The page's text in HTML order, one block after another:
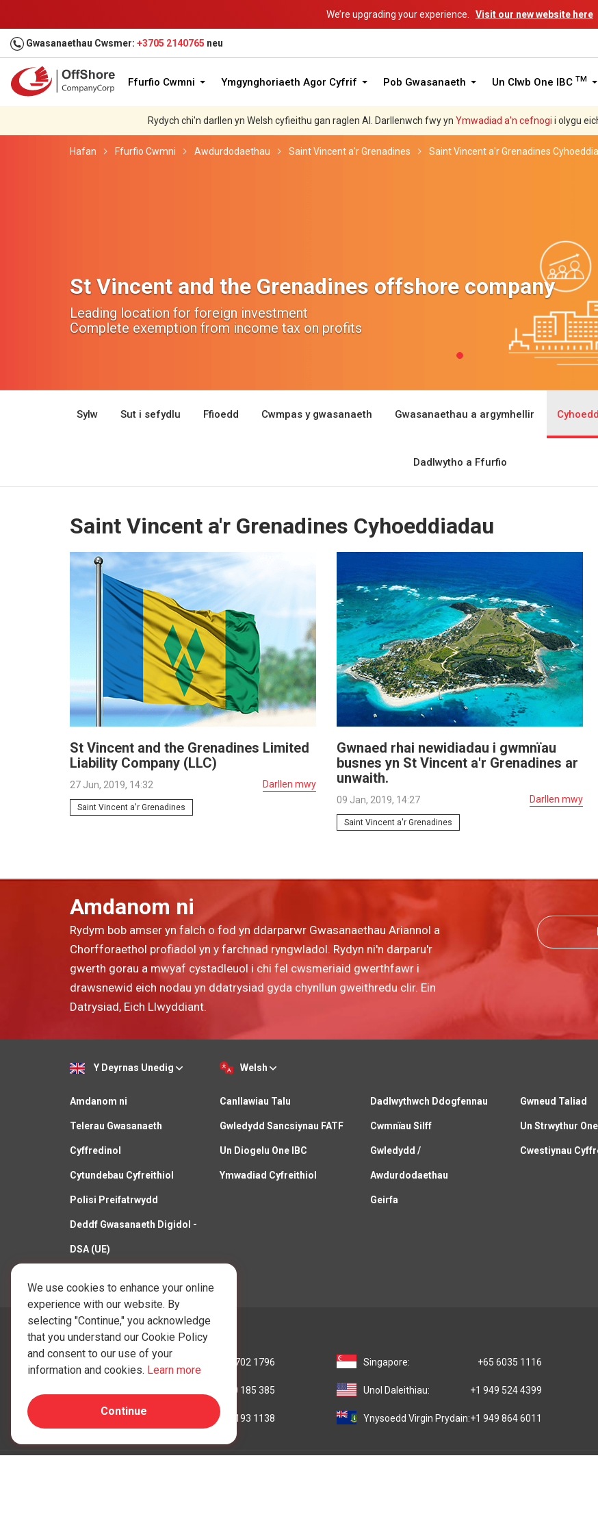
We’re upgrading your experience. Visit our new website here
Gwasanaethau Cwsmer: +3705 2140765 neu
Ffurfio Cwmni Ymgynghoriaeth Agor Cyfrif Pob Gwasanaeth Un Clwb One IBC TM
Rydych chi'n darllen yn Welsh cyfieithu gan raglen AI. Darllenwch fwy yn Ymwadiad a'n cefnogi i olygu
Hafan Ffurfio Cwmni Awdurdodaethau Saint Vincent a'r Grenadines Saint Vincent a'r Grenadines
St Vincent and the Grenadines offshore company
Leading location for foreign investment
Complete exemption from income tax on profits
Sylw Sut i sefydlu Ffioedd Cwmpas y gwasanaeth Gwasanaethau a argymhellir
Dadlwytho a Ffurfio
Saint Vincent a'r Grenadines Cyhoeddiadau
St Vincent and the Grenadines Limited
Liability Company (LLC)
27 Jun, 2019, 14:32 Darllen mwy
Saint Vincent a'r Grenadines
Gwnaed rhai newidiadau i gwmnïau
busnes yn St Vincent a'r Grenadines ar
unwaith.
09 Jan, 2019, 14:27 Darllen mwy
Saint Vincent a'r Grenadines
Amdanom ni
Rydym bob amser yn falch o fod yn ddarparwr Gwasanaethau Ariannol a
Chorfforaethol profiadol yn y farchnad ryngwladol. Rydyn ni'n darparu'r
gwerth gorau a mwyaf cystadleuol i chi fel cwsmeriaid gwerthfawr i
drawsnewid eich nodau yn ddatrysiad gyda chynllun gweithredu clir. Ein
Datrysiad, Eich Llwyddiant.
Y Deyrnas Unedig Welsh
Amdanom ni
Telerau Gwasanaeth
Cyffredinol
Cytundebau Cyfreithiol
Polisi Preifatrwydd
Deddf Gwasanaeth Digidol -
DSA (UE)
Canllawiau Talu
Gwledydd Sancsiynau FATF
Un Diogelu One IBC
Ymwadiad Cyfreithiol
Dadlwythwch Ddogfennau
Cwmnïau Silff
Gwledydd /
Awdurdodaethau
Geirfa
Gwneud Taliad
Un Strwythur
Cwestiynau
We use cookies to enhance your online
experience with our website. By
selecting "Continue," you acknowledge
that you understand our Cookie Policy
and consent to our use of your
information and cookies. Learn more
Continue
Ffoniwch Ni:
+852 3702 1796
+61 390 185 385
Y Deyrnas Unedig: +44 207 193 1138
Singapore: +65 6035 1116
Unol Daleithiau: +1 949 524 4399
Ynysoedd Virgin Prydain:+1 949 864 6011